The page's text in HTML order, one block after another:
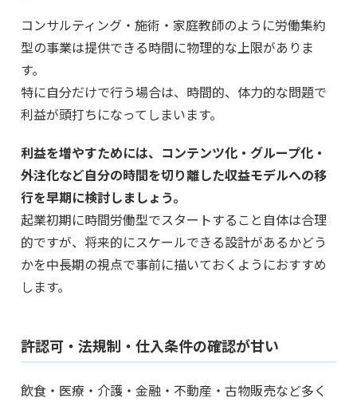
コンサルティング・施術・家庭教師のように労働集約
型の事業は提供できる時間に物理的な上限がありま
す。
特に自分だけで行う場合は、時間的、体力的な問題で
利益が頭打ちになってしまいます。
利益を増やすためには、コンテンツ化・グループ化・
外注化など自分の時間を切り離した収益モデルへの移
行を早期に検討しましょう。
起業初期に時間労働型でスタートすること自体は合理
的ですが、将来的にスケールできる設計があるかどう
かを中長期の視点で事前に描いておくようにおすすめ
します。
許認可・法規制・仕入条件の確認が甘い
飲食・医療・介護・金融・不動産・古物販売など多く